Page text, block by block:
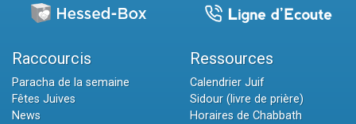
Raccourcis
Paracha de la semaine
Fêtes Juives
News
Ressources
Calendrier Juif
Sidour (livre de prière)
Horaires de Chabbath